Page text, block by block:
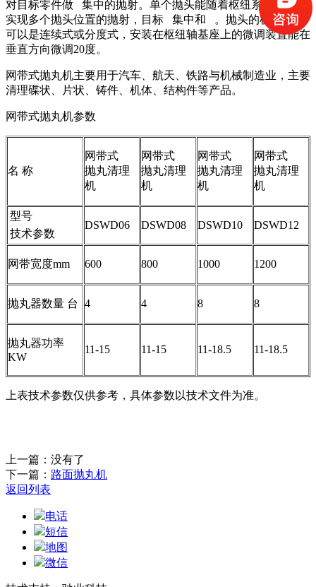
对目标零件做 集中的抛射。单个抛头能随着枢纽系统地调整
实现多个抛头位置的抛射，目标 集中和 。抛头的机械旋转
可以是连续式或分度式，安装在枢纽轴基座上的微调装置能在
垂直方向微调20度。
网带式抛丸机主要用于汽车、航天、铁路与机械制造业，主要
清理碟状、片状、铸件、机体、结构件等产品。
网带式抛丸机参数
名 称
网带式
抛丸清理
机
网带式
抛丸清理
机
网带式
抛丸清理
机
网带式
抛丸清理
机
型号
技术参数
DSWD06 DSWD08 DSWD10 DSWD12
网带宽度mm 600 800 1000 1200
抛丸器数量 台 4 4 8 8
抛丸器功率
KW
11-15 11-15 11-18.5 11-18.5
上表技术参数仅供参考，具体参数以技术文件为准。
上一篇：没有了
下一篇： 路面抛丸机
返回列表
电话
短信
地图
微信